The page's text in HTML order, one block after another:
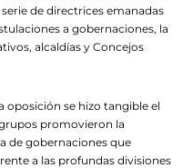
de directrices emanadas
a gobernaciones, la
alcaldías y Concejos
oposición se hizo tangible el
promovieron la
de gobernaciones que
a las profundas divisiones